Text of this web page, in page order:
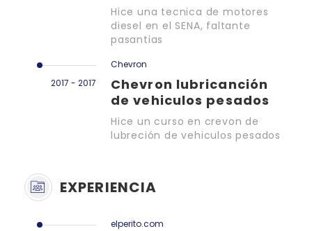
Hice una tecnica de motores
diesel en el SENA, faltante
pasantias
2017 - 2017
Chevron
Chevron lubricanción
de vehiculos pesados
Hice un curso en crevon de
lubreción de vehiculos pesados
EXPERIENCIA
elperito.com